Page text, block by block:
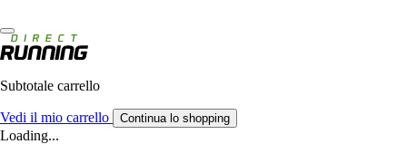
Subtotale carrello
Vedi il mio carrello Continua lo shopping
Loading...